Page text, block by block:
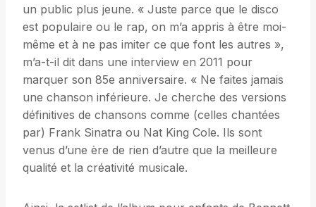
un public plus jeune. « Juste parce que le disco
est populaire ou le rap, on m’a appris à être moi-
même et à ne pas imiter ce que font les autres »,
m’a-t-il dit dans une interview en 2011 pour
marquer son 85e anniversaire. « Ne faites jamais
une chanson inférieure. Je cherche des versions
définitives de chansons comme (celles chantées
par) Frank Sinatra ou Nat King Cole. Ils sont
venus d’une ère de rien d’autre que la meilleure
qualité et la créativité musicale.